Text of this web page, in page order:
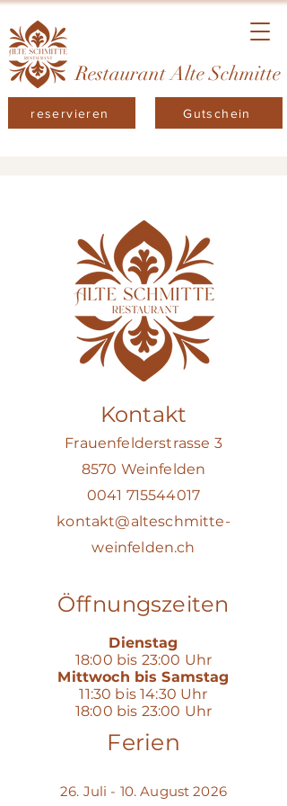
Restaurant Alte Schmitte
Gutschein
reservieren
Kontakt
Frauenfelderstrasse 3
8570 Weinfelden
0041 715544017
kontakt@alteschmitte-
weinfelden.ch
Öffnungszeiten
Dienstag
18:00 bis 23:00 Uhr
Mittwoch bis Samstag
11:30 bis 14:30 Uhr
18:00 bis 23:00 Uhr
Ferien
26. Juli - 10. August 2026